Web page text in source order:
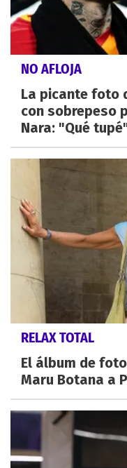
NO AFLOJA
La picante foto
con sobrepeso
Nara: "Qué
RELAX TOTAL
El álbum de
Maru Botana a